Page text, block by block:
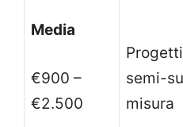
Media
€900 –
€2.500
Progetti
semi-su
misura